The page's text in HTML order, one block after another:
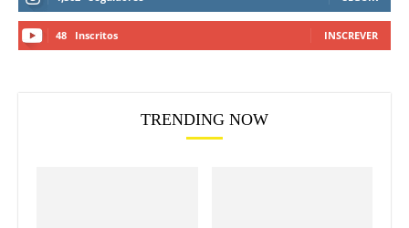
48 Inscritos INSCREVER
TRENDING NOW